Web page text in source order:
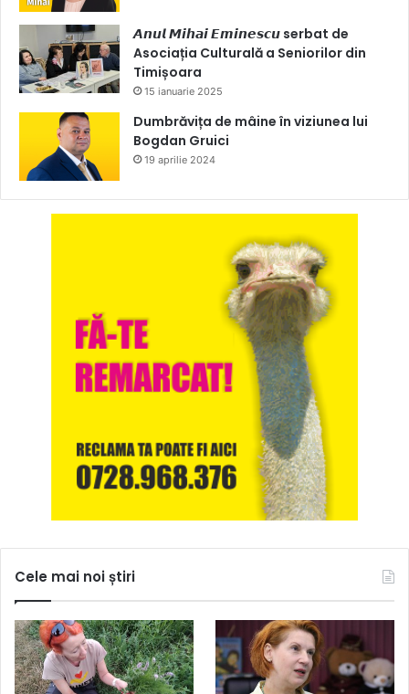
𝘼𝙣𝙪𝙡 𝙈𝙞𝙝𝙖𝙞 𝙀𝙢𝙞𝙣𝙚𝙨𝙘𝙪 serbat de
Asociația Culturală a Seniorilor din
Timișoara
15 ianuarie 2025
Dumbrăvița de mâine în viziunea lui
Bogdan Gruici
19 aprilie 2024
Cele mai noi știri